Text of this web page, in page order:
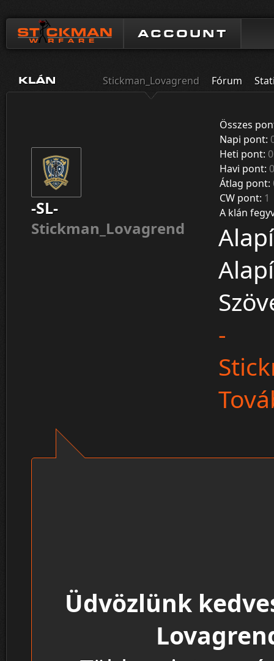
ACCOUNT
KLÁN Stickman_Lovagrend Fórum
-SL-
Stickman_Lovagrend
Összes
Napi pont:
Heti pont: 0
Havi pont: 0
Átlag pont:
CW pont: 1
A klán
-
Üdvözlünk